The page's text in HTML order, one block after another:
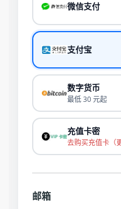
微信支付
支付宝
数字货币
最低 30 元起
充值卡密
去购买充值卡（
邮箱